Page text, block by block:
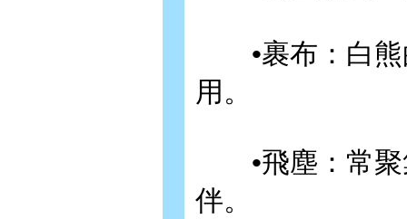
•裹布：白熊
用。
•飛塵：常聚
伴。